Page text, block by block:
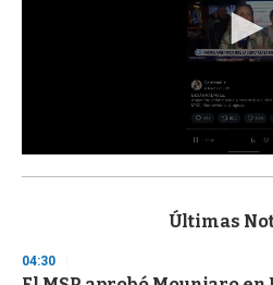
s
d
Últimas
04:30